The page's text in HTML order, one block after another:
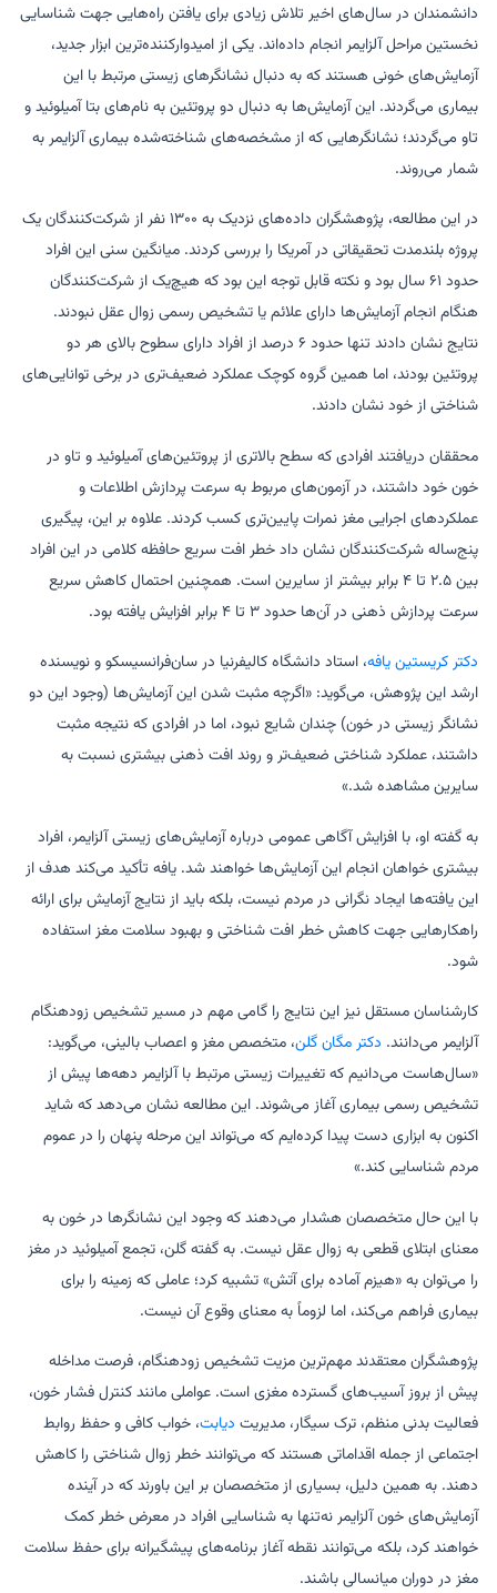
دانشمندان در سال‌های اخیر تلاش زیادی برای یافتن راه‌هایی جهت شناسایی
نخستین مراحل آلزایمر انجام داده‌اند. یکی از امیدوارکننده‌ترین ابزار جدید،
آزمایش‌های خونی هستند که به دنبال نشانگرهای زیستی مرتبط با این
بیماری می‌گردند. این آزمایش‌ها به دنبال دو پروتئین به نام‌های بتا آمیلوئید و
تاو می‌گردند؛ نشانگرهایی که از مشخصه‌های شناخته‌شده بیماری آلزایمر به
شمار می‌روند.
در این مطالعه، پژوهشگران داده‌های نزدیک به ۱۳۰۰ نفر از شرکت‌کنندگان یک
پروژه بلندمدت تحقیقاتی در آمریکا را بررسی کردند. میانگین سنی این افراد
حدود ۶۱ سال بود و نکته قابل توجه این بود که هیچ‌یک از شرکت‌کنندگان
هنگام انجام آزمایش‌ها دارای علائم یا تشخیص رسمی زوال عقل نبودند.
نتایج نشان دادند تنها حدود ۶ درصد از افراد دارای سطوح بالای هر دو
پروتئین بودند، اما همین گروه کوچک عملکرد ضعیف‌تری در برخی توانایی‌های
شناختی از خود نشان دادند.
محققان دریافتند افرادی که سطح بالاتری از پروتئین‌های آمیلوئید و تاو در
خون خود داشتند، در آزمون‌های مربوط به سرعت پردازش اطلاعات و
عملکردهای اجرایی مغز نمرات پایین‌تری کسب کردند. علاوه بر این، پیگیری
پنج‌ساله شرکت‌کنندگان نشان داد خطر افت سریع حافظه کلامی در این افراد
بین ۲.۵ تا ۴ برابر بیشتر از سایرین است. همچنین احتمال کاهش سریع
سرعت پردازش ذهنی در آن‌ها حدود ۳ تا ۴ برابر افزایش یافته بود.
دکتر کریستین یافه، استاد دانشگاه کالیفرنیا در سان‌فرانسیسکو و نویسنده
ارشد این پژوهش، می‌گوید: «اگرچه مثبت شدن این آزمایش‌ها (وجود این دو
نشانگر زیستی در خون) چندان شایع نبود، اما در افرادی که نتیجه مثبت
داشتند، عملکرد شناختی ضعیف‌تر و روند افت ذهنی بیشتری نسبت به
سایرین مشاهده شد.»
به گفته او، با افزایش آگاهی عمومی درباره آزمایش‌های زیستی آلزایمر، افراد
بیشتری خواهان انجام این آزمایش‌ها خواهند شد. یافه تأکید می‌کند هدف از
این یافته‌ها ایجاد نگرانی در مردم نیست، بلکه باید از نتایج آزمایش برای ارائه
راهکارهایی جهت کاهش خطر افت شناختی و بهبود سلامت مغز استفاده
شود.
کارشناسان مستقل نیز این نتایج را گامی مهم در مسیر تشخیص زودهنگام
آلزایمر می‌دانند. دکتر مگان گلن، متخصص مغز و اعصاب بالینی، می‌گوید:
«سال‌هاست می‌دانیم که تغییرات زیستی مرتبط با آلزایمر دهه‌ها پیش از
تشخیص رسمی بیماری آغاز می‌شوند. این مطالعه نشان می‌دهد که شاید
اکنون به ابزاری دست پیدا کرده‌ایم که می‌تواند این مرحله پنهان را در عموم
مردم شناسایی کند.»
با این حال متخصصان هشدار می‌دهند که وجود این نشانگرها در خون به
معنای ابتلای قطعی به زوال عقل نیست. به گفته گلن، تجمع آمیلوئید در مغز
را می‌توان به «هیزم آماده برای آتش» تشبیه کرد؛ عاملی که زمینه را برای
بیماری فراهم می‌کند، اما لزوماً به معنای وقوع آن نیست.
پژوهشگران معتقدند مهم‌ترین مزیت تشخیص زودهنگام، فرصت مداخله
پیش از بروز آسیب‌های گسترده مغزی است. عواملی مانند کنترل فشار خون،
فعالیت بدنی منظم، ترک سیگار، مدیریت دیابت، خواب کافی و حفظ روابط
اجتماعی از جمله اقداماتی هستند که می‌توانند خطر زوال شناختی را کاهش
دهند. به همین دلیل، بسیاری از متخصصان بر این باورند که در آینده
آزمایش‌های خون آلزایمر نه‌تنها به شناسایی افراد در معرض خطر کمک
خواهند کرد، بلکه می‌توانند نقطه آغاز برنامه‌های پیشگیرانه برای حفظ سلامت
مغز در دوران میانسالی باشند.